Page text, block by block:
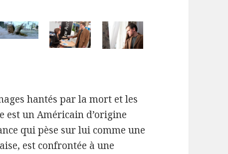
hantés par la mort et les
est un Américain d’origine
qui pèse sur lui comme une
est confrontée à une